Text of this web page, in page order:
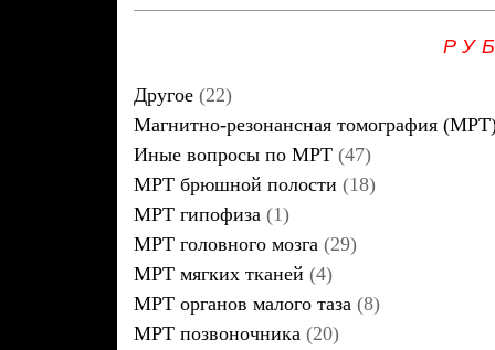
Другое (22)
Магнитно-резонансная томография
Иные вопросы по МРТ (47)
МРТ брюшной полости (18)
МРТ гипофиза (1)
МРТ головного мозга (29)
МРТ мягких тканей (4)
МРТ органов малого таза (8)
МРТ позвоночника (20)